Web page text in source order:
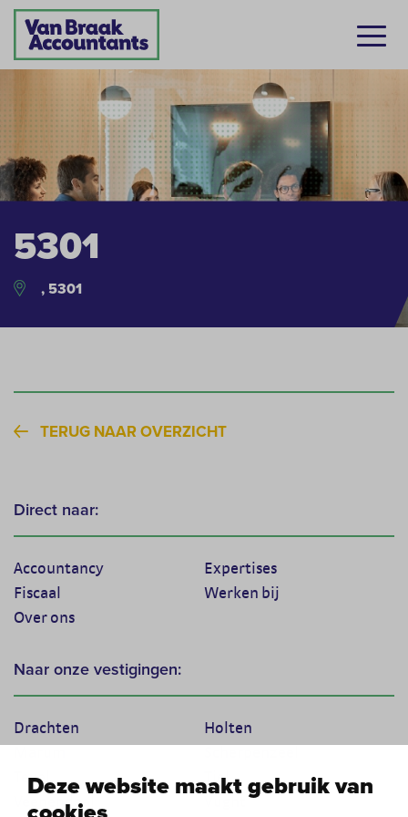
Deze website maakt gebruik van
5301
, 5301
TERUG NAAR OVERZICHT
Direct naar:
Accountancy
Expertises
Fiscaal
Werken bij
Over ons
Naar onze vestigingen:
Drachten
Holten
Texel
Tiel
Veenendaal